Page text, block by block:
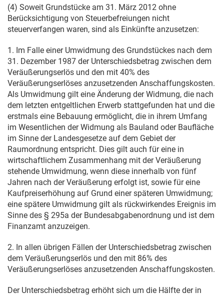
(4) Soweit Grundstücke am 31. März 2012 ohne
Berücksichtigung von Steuerbefreiungen nicht
steuerverfangen waren, sind als Einkünfte anzusetzen:
1. Im Falle einer Umwidmung des Grundstückes nach dem
31. Dezember 1987 der Unterschiedsbetrag zwischen dem
Veräußerungserlös und den mit 40% des
Veräußerungserlöses anzusetzenden Anschaffungskosten.
Als Umwidmung gilt eine Änderung der Widmung, die nach
dem letzten entgeltlichen Erwerb stattgefunden hat und die
erstmals eine Bebauung ermöglicht, die in ihrem Umfang
im Wesentlichen der Widmung als Bauland oder Baufläche
im Sinne der Landesgesetze auf dem Gebiet der
Raumordnung entspricht. Dies gilt auch für eine in
wirtschaftlichem Zusammenhang mit der Veräußerung
stehende Umwidmung, wenn diese innerhalb von fünf
Jahren nach der Veräußerung erfolgt ist, sowie für eine
Kaufpreiserhöhung auf Grund einer späteren Umwidmung;
eine spätere Umwidmung gilt als rückwirkendes Ereignis im
Sinne des § 295a der Bundesabgabenordnung und ist dem
Finanzamt anzuzeigen.
2. In allen übrigen Fällen der Unterschiedsbetrag zwischen
dem Veräußerungserlös und den mit 86% des
Veräußerungserlöses anzusetzenden Anschaffungskosten.
Der Unterschiedsbetrag erhöht sich um die Hälfte der in